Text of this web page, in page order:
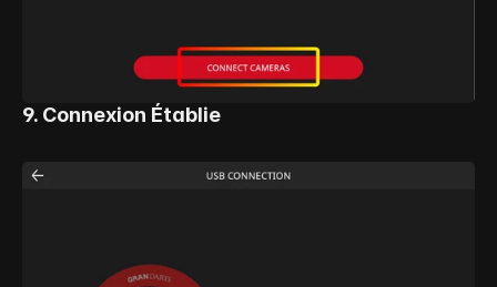
9. Connexion Établie